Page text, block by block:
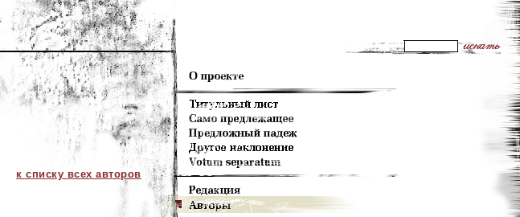
к списку всех авторов